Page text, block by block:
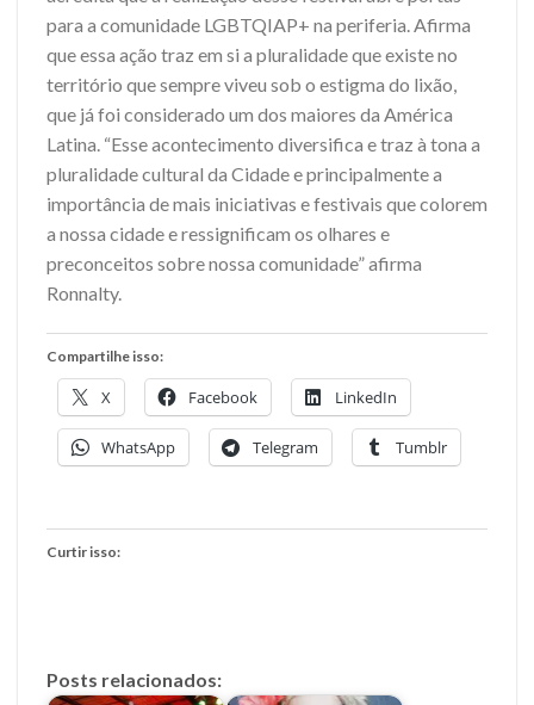
para a comunidade LGBTQIAP+ na periferia. Afirma
que essa ação traz em si a pluralidade que existe no
território que sempre viveu sob o estigma do lixão,
que já foi considerado um dos maiores da América
Latina. “Esse acontecimento diversifica e traz à tona a
pluralidade cultural da Cidade e principalmente a
importância de mais iniciativas e festivais que colorem
a nossa cidade e ressignificam os olhares e
preconceitos sobre nossa comunidade” afirma
Ronnalty.
Compartilhe isso:
X Facebook LinkedIn
WhatsApp Telegram Tumblr
Curtir isso:
Posts relacionados: